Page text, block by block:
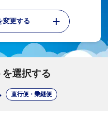
変更する
選択する
直行便・乗継便